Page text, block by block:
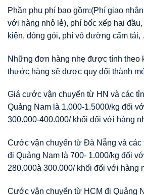
Phần phụ phí bao gồm:(Phí giao
với hàng nhỏ lẻ), phí bốc xếp hai
kiện, đóng gói, phí vô đường cấm
Những đơn hàng nhẹ được tính theo
thước hàng sẽ được quy đổi thành
Giá cước vận chuyển từ HN và các
Quảng Nam là 1.000-1.5000/kg đối
300.000-400.000/ khối đối với hàng
Cước vận chuyển từ Đà Nẵng và các
đi Quảng Nam là 700- 1.000/kg đối
280.000à 300.000/ khối đối với hàng
Cước vận chuyển từ HCM đi Quảng